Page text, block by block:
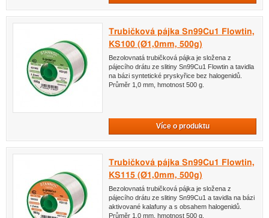
Trubičková pájka Sn99Cu1 Flowtin,
KS100 (Ø1,0mm, 500g)
Bezolovnatá trubičková pájka je složena z
pájecího drátu ze slitiny Sn99Cu1 Flowtin a tavidla
na bázi syntetické pryskyřice bez halogenidů.
Průměr 1,0 mm, hmotnost 500 g.
Více o produktu
Trubičková pájka Sn99Cu1 Flowtin,
KS115 (Ø1,0mm, 500g)
Bezolovnatá trubičková pájka je složena z
pájecího drátu ze slitiny Sn99Cu1 a tavidla na bázi
aktivované kalafuny a s obsahem halogenidů.
Průměr 1,0 mm, hmotnost 500 g.